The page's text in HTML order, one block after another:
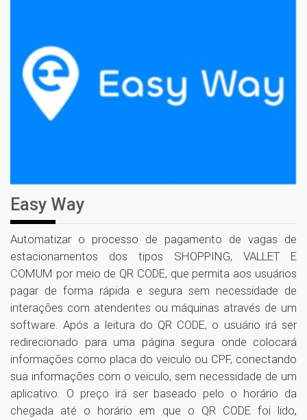
Easy Way
Automatizar o processo de pagamento de vagas de
estacionamentos dos tipos SHOPPING, VALLET E
COMUM por meio de QR CODE, que permita aos usuários
pagar de forma rápida e segura sem necessidade de
interações com atendentes ou máquinas através de um
software. Após a leitura do QR CODE, o usuário irá ser
redirecionado para uma página segura onde colocará
informações como placa do veiculo ou CPF, conectando
sua informações com o veiculo, sem necessidade de um
aplicativo. O preço irá ser baseado pelo o horário da
chegada até o horário em que o QR CODE foi lido,